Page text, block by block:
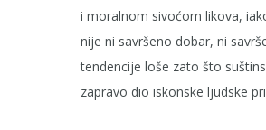
i moralnom sivoćom likova,
nije ni savršeno dobar, ni
tendencije loše zato što
zapravo dio iskonske ljudske